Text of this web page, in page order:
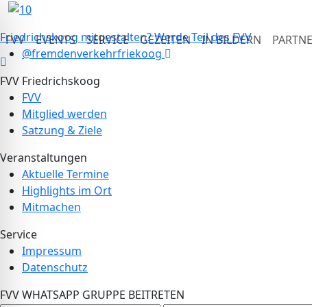
FVV EVENTS SERVICE GEZEITEN IN BILDERN
Friedrichskoog mitgestalten?Werde Teil des FVV
@fremdenverkehrfriekoog
FVV Friedrichskoog
FVV
Mitglied werden
Satzung & Ziele
Veranstaltungen
Aktuelle Termine
Highlights im Ort
Mitmachen
Service
Impressum
Datenschutz
FVV WHATSAPP GRUPPE BEITRETEN